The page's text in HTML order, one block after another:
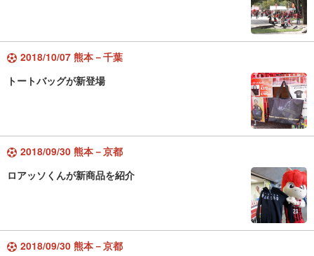
2018/10/07 熊本－千葉
トートバッグが新登場
2018/09/30 熊本－京都
ロアッソくんが新商品を紹介
2018/09/30 熊本－京都